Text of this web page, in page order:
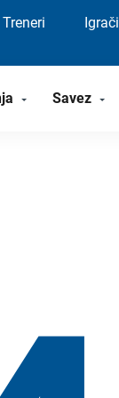
Treneri
Igrači
Savez